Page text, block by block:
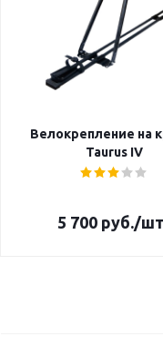
Велокрепление на
Taurus IV
5 700 руб./шт